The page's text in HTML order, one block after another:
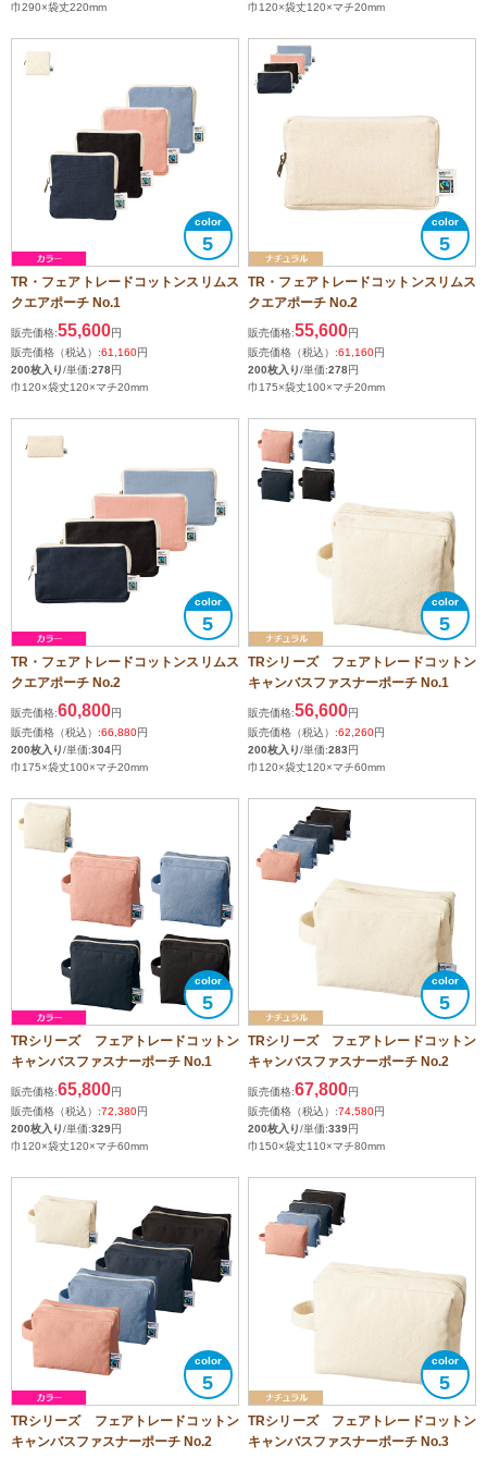
巾290×袋丈220mm
巾120×袋丈120×マチ20mm
5
TR・フェアトレードコットンスリムス
クエアポーチ No.1
販売価格:55,600円
販売価格（税込）:61,160円
200枚入り/単価:278円
巾120×袋丈120×マチ20mm
5
TR・フェアトレードコットンスリムス
クエアポーチ No.2
販売価格:55,600円
販売価格（税込）:61,160円
200枚入り/単価:278円
巾175×袋丈100×マチ20mm
5
TR・フェアトレードコットンスリムス
クエアポーチ No.2
販売価格:60,800円
販売価格（税込）:66,880円
200枚入り/単価:304円
巾175×袋丈100×マチ20mm
5
TRシリーズ フェアトレードコットン
キャンバスファスナーポーチ No.1
販売価格:56,600円
販売価格（税込）:62,260円
200枚入り/単価:283円
巾120×袋丈120×マチ60mm
5
TRシリーズ フェアトレードコットン
キャンバスファスナーポーチ No.1
販売価格:65,800円
販売価格（税込）:72,380円
200枚入り/単価:329円
巾120×袋丈120×マチ60mm
5
TRシリーズ フェアトレードコットン
キャンバスファスナーポーチ No.2
販売価格:67,800円
販売価格（税込）:74,580円
200枚入り/単価:339円
巾150×袋丈110×マチ80mm
5
TRシリーズ フェアトレードコットン
キャンバスファスナーポーチ No.2
5
TRシリーズ フェアトレードコットン
キャンバスファスナーポーチ No.3